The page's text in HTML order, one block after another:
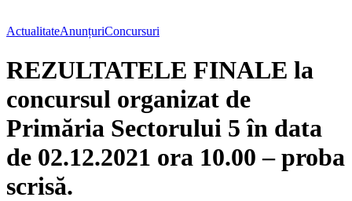
ActualitateAnunțuriConcursuri
REZULTATELE FINALE la
concursul organizat de
Primăria Sectorului 5 în data
de 02.12.2021 ora 10.00 – proba
scrisă.